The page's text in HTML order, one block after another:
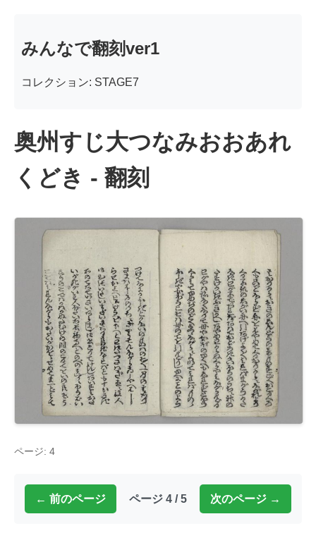
みんなで翻刻ver1
コレクション: STAGE7
奥州すじ大つなみおおあれ
くどき - 翻刻
ページ: 4
← 前のページ ページ 4 / 5 次のページ →